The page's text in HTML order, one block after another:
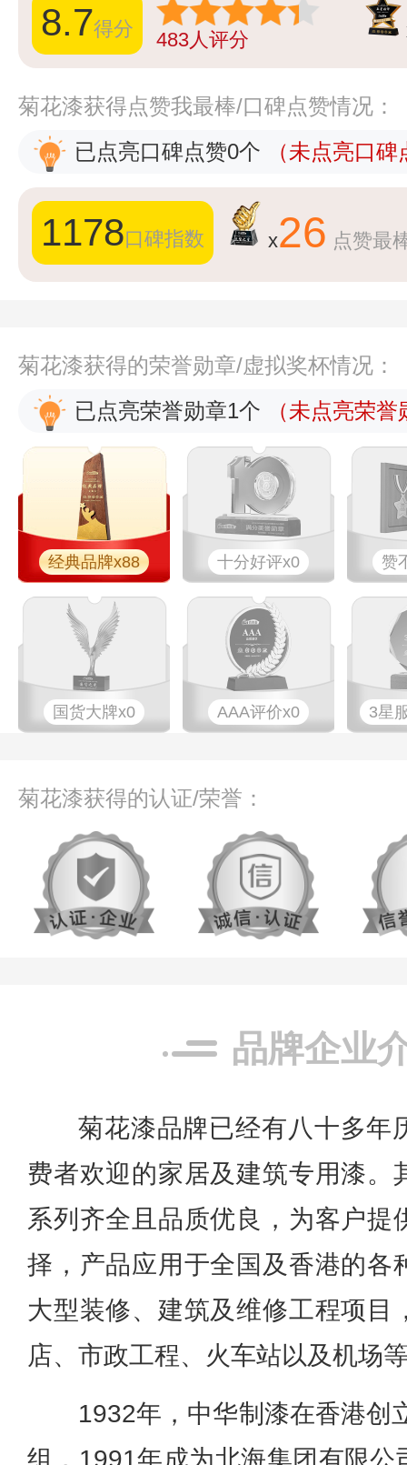
8.7得分 483人评分
菊花漆获得点赞我最棒/口碑点赞情况：
已点亮口碑点赞0个
（未点亮口
1178口碑指数 x26 点赞最
菊花漆获得的荣誉勋章/虚拟奖杯情况：
已点亮荣誉勋章1个
（未点亮荣
经典品牌x88 十分好评x0 赞
国货大牌x0 AAA评价x0 3星
菊花漆获得的认证/荣誉：
品牌企业
菊花漆品牌已经有八十多年
费者欢迎的家居及建筑专用漆。
系列齐全且品质优良，为客户提
择，产品应用于全国及香港的各
大型装修、建筑及维修工程项目
店、市政工程、火车站以及机场
1932年，中华制漆在香港创
组，1991年成为北海集团有限公